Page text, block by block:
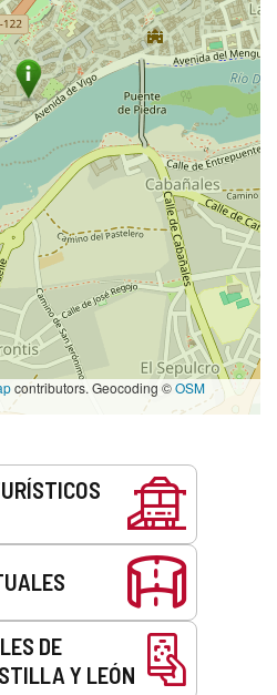
contributors. Geocoding ©OSM
DE
Y LEÓN